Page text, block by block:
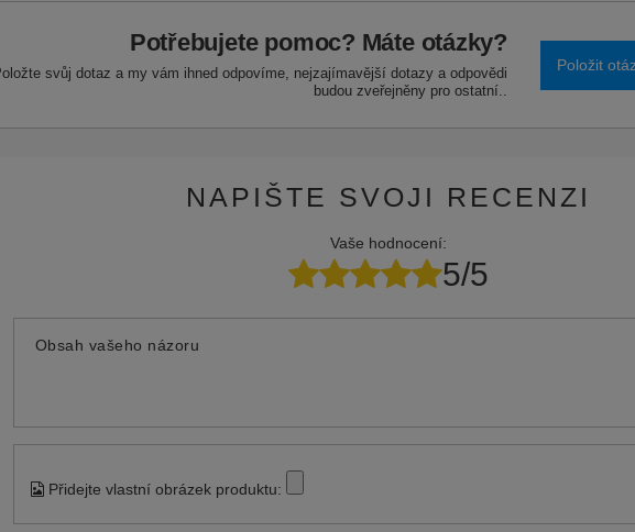
Potřebujete pomoc? Máte otázky?
svůj dotaz a my vám ihned odpovíme, nejzajímavější dotazy a odpovědi
budou zveřejněny pro ostatní..
Položit
NAPIŠTE SVOJI RECENZI
Vaše hodnocení:
5/5
Obsah vašeho názoru
Přidejte vlastní obrázek produktu: